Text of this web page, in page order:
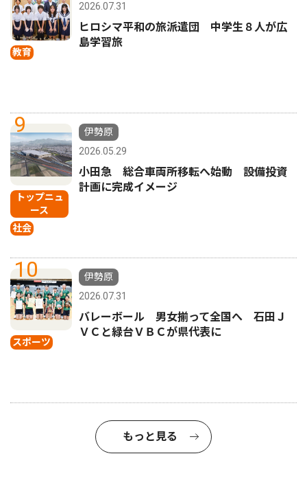
教育
2026.07.31
ヒロシマ平和の旅派遣団 中学生８人が広
島学習旅
9
トップニュ
ース
社会
伊勢原
2026.05.29
小田急 総合車両所移転へ始動 設備投資
計画に完成イメージ
10
スポーツ
伊勢原
2026.07.31
バレーボール 男女揃って全国へ 石田Ｊ
ＶＣと緑台ＶＢＣが県代表に
もっと見る